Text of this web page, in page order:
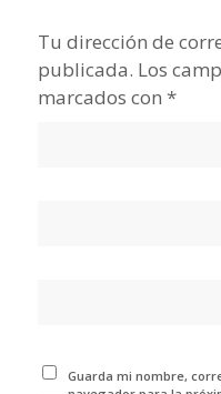
Tu dirección de
publicada. Los
marcados con *
Guarda mi nombre,